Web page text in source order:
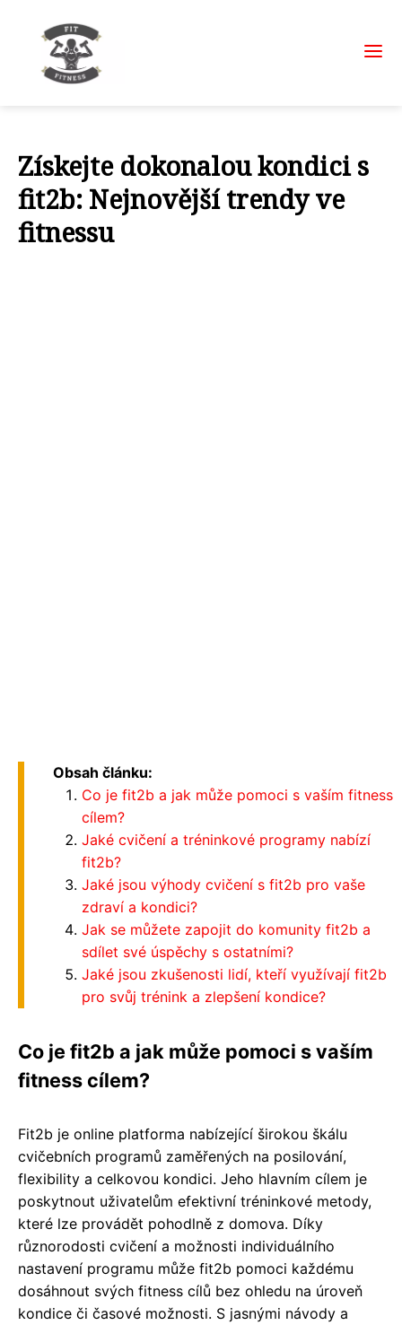
Získejte dokonalou kondici s
fit2b: Nejnovější trendy ve
fitnessu
Obsah článku:
Co je fit2b a jak může pomoci s vaším fitness
cílem?
Jaké cvičení a tréninkové programy nabízí
fit2b?
Jaké jsou výhody cvičení s fit2b pro vaše
zdraví a kondici?
Jak se můžete zapojit do komunity fit2b a
sdílet své úspěchy s ostatními?
Jaké jsou zkušenosti lidí, kteří využívají fit2b
pro svůj trénink a zlepšení kondice?
Co je fit2b a jak může pomoci s vaším
fitness cílem?
Fit2b je online platforma nabízející širokou škálu
cvičebních programů zaměřených na posilování,
flexibility a celkovou kondici. Jeho hlavním cílem je
poskytnout uživatelům efektivní tréninkové metody,
které lze provádět pohodlně z domova. Díky
různorodosti cvičení a možnosti individuálního
nastavení programu může fit2b pomoci každému
dosáhnout svých fitness cílů bez ohledu na úroveň
kondice či časové možnosti. S jasnými návody a